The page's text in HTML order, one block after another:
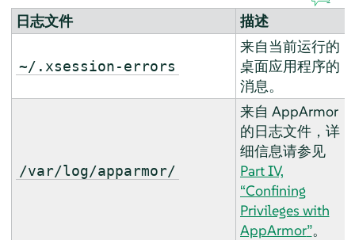
日志文件 描述
~/.xsession-errors
来自当前运行的
桌面应用程序的
消息。
/var/log/apparmor/
来自 AppArmor
的日志文件，详
细信息请参见
Part IV,
“Confining
Privileges with
AppArmor”。